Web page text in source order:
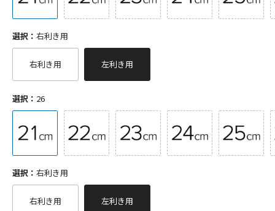
選択： 右利き用
右利き用 左利き用
選択： 26
選択： 右利き用
右利き用 左利き用